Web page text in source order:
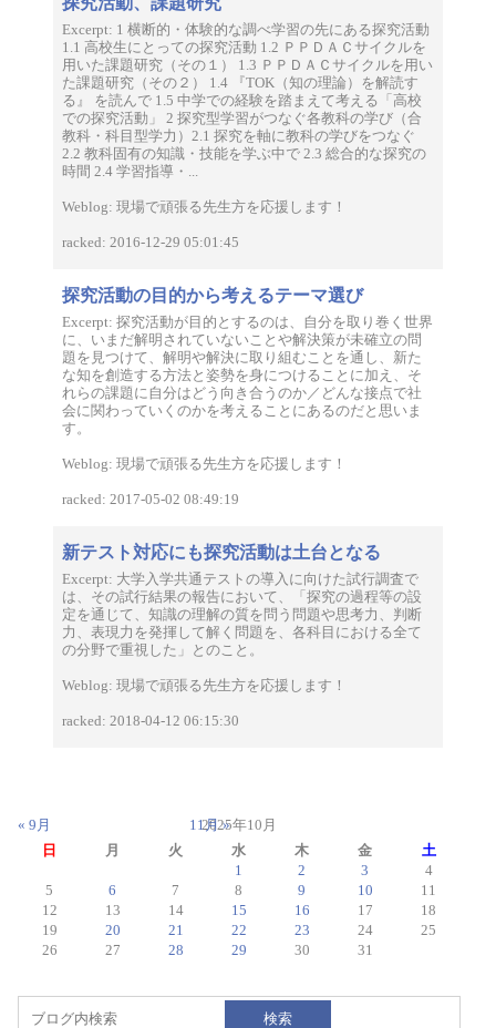
Excerpt: 1 横断的・体験的な調べ学習の先にある探究活動
1.1 高校生にとっての探究活動 1.2 ＰＰＤＡＣサイクルを
用いた課題研究（その１） 1.3 ＰＰＤＡＣサイクルを用い
た課題研究（その２） 1.4 『TOK（知の理論）を解読す
る』 を読んで 1.5 中学での経験を踏まえて考える「高校
での探究活動」 2 探究型学習がつなぐ各教科の学び（合
教科・科目型学力）2.1 探究を軸に教科の学びをつなぐ
2.2 教科固有の知識・技能を学ぶ中で 2.3 総合的な探究の
時間 2.4 学習指導・...
Weblog: 現場で頑張る先生方を応援します！
racked: 2016-12-29 05:01:45
探究活動の目的から考えるテーマ選び
Excerpt: 探究活動が目的とするのは、自分を取り巻く世界
に、いまだ解明されていないことや解決策が未確立の問
題を見つけて、解明や解決に取り組むことを通し、新た
な知を創造する方法と姿勢を身につけることに加え、そ
れらの課題に自分はどう向き合うのか／どんな接点で社
会に関わっていくのかを考えることにあるのだと思いま
す。
Weblog: 現場で頑張る先生方を応援します！
racked: 2017-05-02 08:49:19
新テスト対応にも探究活動は土台となる
Excerpt: 大学入学共通テストの導入に向けた試行調査で
は、その試行結果の報告において、「探究の過程等の設
定を通じて、知識の理解の質を問う問題や思考力、判断
力、表現力を発揮して解く問題を、各科目における全て
の分野で重視した」とのこと。
Weblog: 現場で頑張る先生方を応援します！
racked: 2018-04-12 06:15:30
2025年10月
日
月 火 水 木 金
土
1
2 3
4
5
6 7 8 9 10
11
12
13 14 15 16 17
18
19
20 21 22 23 24
25
26
27 28 29 30 31
« 9月 11月 »
検索